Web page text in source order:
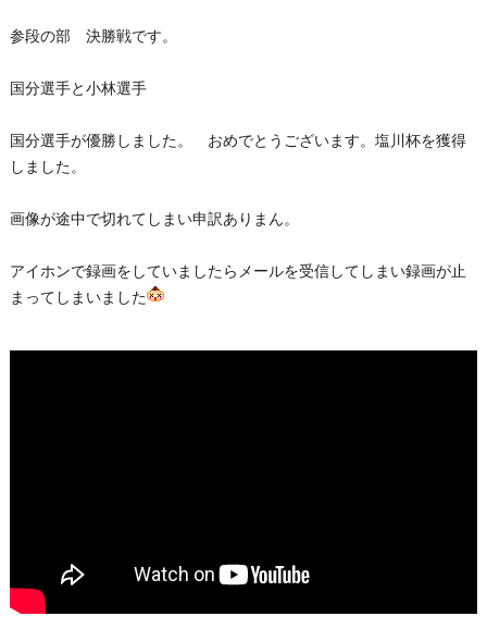
参段の部 決勝戦です。
国分選手と小林選手
国分選手が優勝しました。 おめでとうございます。塩川杯を獲得
しました。
画像が途中で切れてしまい申訳ありまん。
アイホンで録画をしていましたらメールを受信してしまい録画が止
まってしまいました